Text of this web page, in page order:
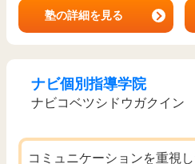
塾の詳細を見る
ナビ個別指導学院
ナビコベツシドウガクイン
コミュニケーションを重視